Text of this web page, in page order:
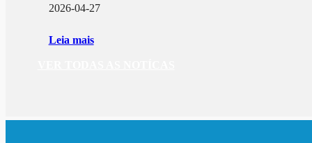
2026-04-27
Leia mais